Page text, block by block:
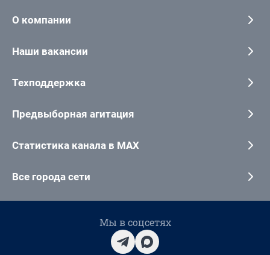
О компании
Наши вакансии
Техподдержка
Предвыборная агитация
Статистика канала в MAX
Все города сети
Мы в соцсетях